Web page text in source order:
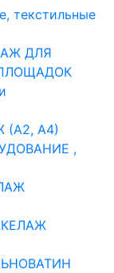
текстильные
ДЛЯ
А4)
,